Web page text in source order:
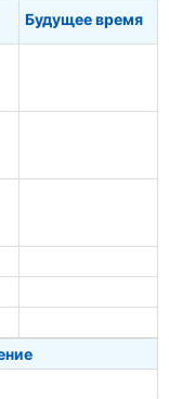
Будущее время